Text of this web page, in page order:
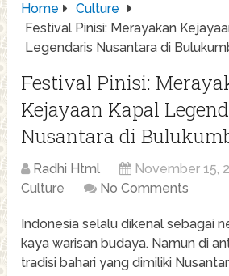
Home
Culture
Festival Pinisi: Merayakan
Legendaris Nusantara di
Festival Pinisi:
Kejayaan Kapal
Nusantara di
Radhi Html
November 15,
Culture
No Comments
Indonesia selalu dikenal sebagai
kaya warisan budaya. Namun di
tradisi bahari yang dimiliki